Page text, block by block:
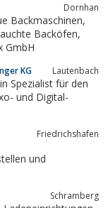
Dornhan
Backmaschinen,
GmbH
KG Lautenbach
Spezialist für den
Friedrichshafen
und
Schramberg